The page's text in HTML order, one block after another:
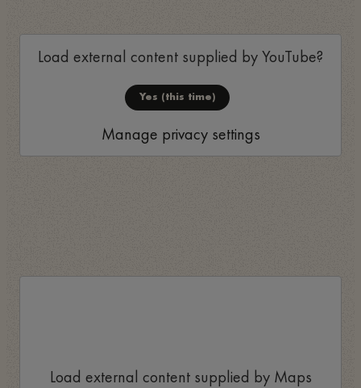
Load external content supplied byYouTube?
Yes (this time)
Manage privacy settings
Load external content supplied by Maps